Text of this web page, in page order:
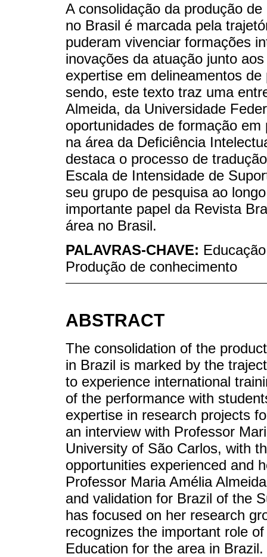
A consolidação da produção
no Brasil é marcada pela
puderam vivenciar formações
inovações da atuação junto
expertise em delineamentos
sendo, este texto traz uma
Almeida, da Universidade
oportunidades de formação
na área da Deficiência
destaca o processo de
Escala de Intensidade de
seu grupo de pesquisa ao
importante papel da Revista
área no Brasil.
PALAVRAS-CHAVE:
Produção de conhecimento
ABSTRACT
The consolidation of the
in Brazil is marked by the
to experience international
of the performance with
expertise in research projects
an interview with Professor
University of São Carlos, with
opportunities experienced and
Professor Maria Amélia
and validation for Brazil of the
has focused on her research
recognizes the important role
Education for the area in Brazil.